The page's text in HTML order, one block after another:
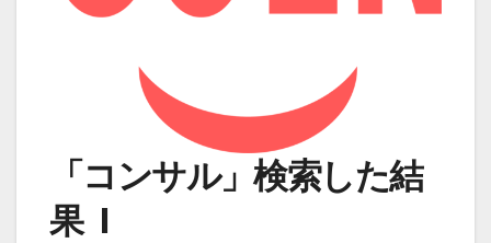
「コンサル」検索した結
果 I